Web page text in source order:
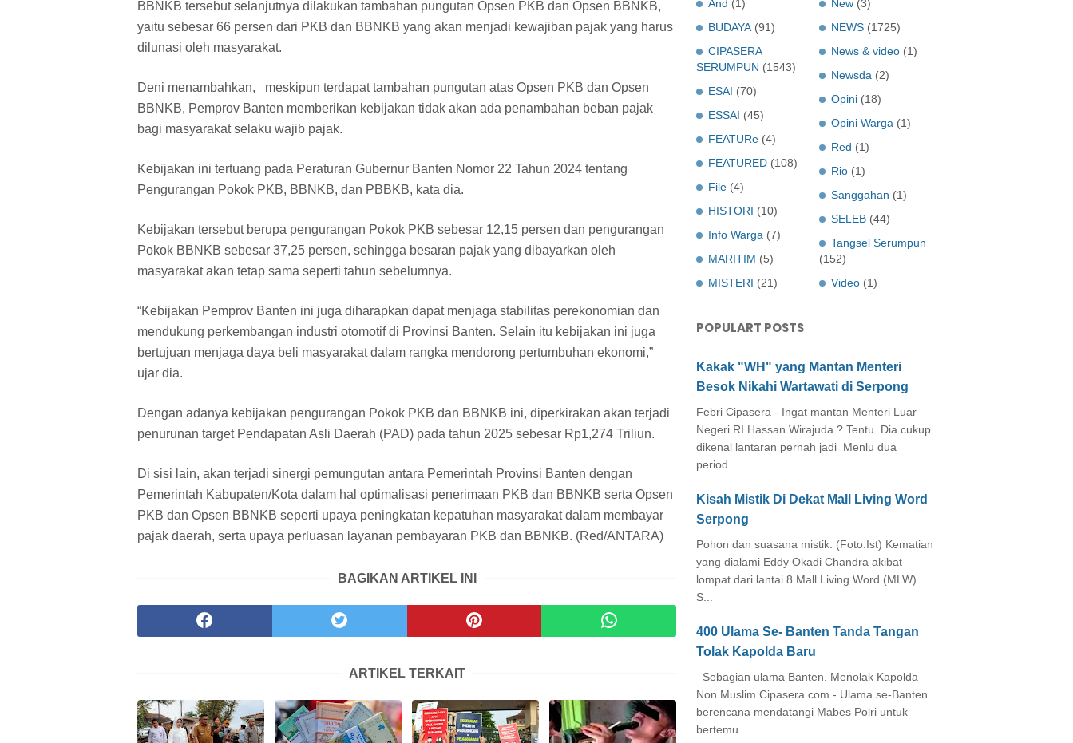
BBNKB tersebut selanjutnya dilakukan tambahan pungutan Opsen PKB dan Opsen BBNKB,
yaitu sebesar 66 persen dari PKB dan BBNKB yang akan menjadi kewajiban pajak yang harus
dilunasi oleh masyarakat.
Deni menambahkan, meskipun terdapat tambahan pungutan atas Opsen PKB dan Opsen
BBNKB, Pemprov Banten memberikan kebijakan tidak akan ada penambahan beban pajak
bagi masyarakat selaku wajib pajak.
Kebijakan ini tertuang pada Peraturan Gubernur Banten Nomor 22 Tahun 2024 tentang
Pengurangan Pokok PKB, BBNKB, dan PBBKB, kata dia.
Kebijakan tersebut berupa pengurangan Pokok PKB sebesar 12,15 persen dan pengurangan
Pokok BBNKB sebesar 37,25 persen, sehingga besaran pajak yang dibayarkan oleh
masyarakat akan tetap sama seperti tahun sebelumnya.
“Kebijakan Pemprov Banten ini juga diharapkan dapat menjaga stabilitas perekonomian dan
mendukung perkembangan industri otomotif di Provinsi Banten. Selain itu kebijakan ini juga
bertujuan menjaga daya beli masyarakat dalam rangka mendorong pertumbuhan ekonomi,”
ujar dia.
Dengan adanya kebijakan pengurangan Pokok PKB dan BBNKB ini, diperkirakan akan terjadi
penurunan target Pendapatan Asli Daerah (PAD) pada tahun 2025 sebesar Rp1,274 Triliun.
Di sisi lain, akan terjadi sinergi pemungutan antara Pemerintah Provinsi Banten dengan
Pemerintah Kabupaten/Kota dalam hal optimalisasi penerimaan PKB dan BBNKB serta Opsen
PKB dan Opsen BBNKB seperti upaya peningkatan kepatuhan masyarakat dalam membayar
pajak daerah, serta upaya perluasan layanan pembayaran PKB dan BBNKB. (Red/ANTARA)
BAGIKAN ARTIKEL INI
ARTIKEL TERKAIT
And (1)
BUDAYA (91)
CIPASERA
SERUMPUN (1543)
ESAI (70)
ESSAI (45)
FEATURe (4)
FEATURED (108)
File (4)
HISTORI (10)
Info Warga (7)
MARITIM (5)
MISTERI (21)
New (3)
NEWS (1725)
News & video (1)
Newsda (2)
Opini (18)
Opini Warga (1)
Red (1)
Rio (1)
Sanggahan (1)
SELEB (44)
Tangsel Serumpun
(152)
Video (1)
POPULART POSTS
Kakak "WH" yang Mantan Menteri
Besok Nikahi Wartawati di Serpong
Febri Cipasera - Ingat mantan Menteri Luar
Negeri RI Hassan Wirajuda ? Tentu. Dia cukup
dikenal lantaran pernah jadi Menlu dua
period...
Kisah Mistik Di Dekat Mall Living Word
Serpong
Pohon dan suasana mistik. (Foto:Ist) Kematian
yang dialami Eddy Okadi Chandra akibat
lompat dari lantai 8 Mall Living Word (MLW)
S...
400 Ulama Se- Banten Tanda Tangan
Tolak Kapolda Baru
Sebagian ulama Banten. Menolak Kapolda
Non Muslim Cipasera.com - Ulama se-Banten
berencana mendatangi Mabes Polri untuk
bertemu ...